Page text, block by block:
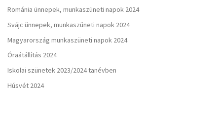
Románia ünnepek, munkaszüneti napok 2024
Svájc ünnepek, munkaszüneti napok 2024
Magyarország munkaszüneti napok 2024
Óraátállítás 2024
Iskolai szünetek 2023/2024 tanévben
Húsvét 2024